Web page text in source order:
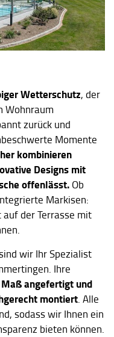
Wetterschutz, der
Wohnraum
zurück und
Momente
kombinieren
Designs mit
offenlässt. Ob
Markisen:
der Terrasse mit
wir Ihr Spezialist
Ihre
angefertigt und
montiert. Alle
sodass wir Ihnen ein
bieten können.